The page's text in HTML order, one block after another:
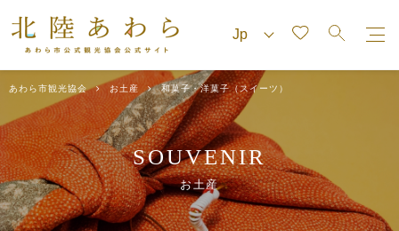
あわら市観光協会 お土産 和菓子・洋菓子（スイーツ）
SOUVENIR
お土産